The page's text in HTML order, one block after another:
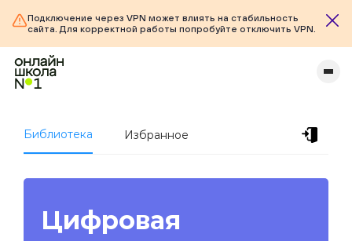
Подключение через VPN может влиять на стабильность
сайта. Для корректной работы попробуйте отключить VPN.
Библиотека Избранное
Цифровая